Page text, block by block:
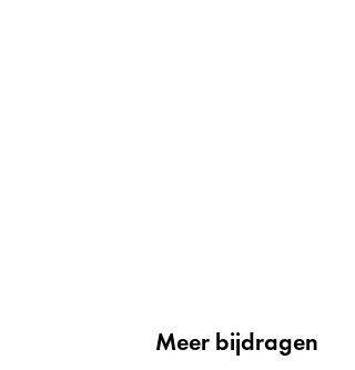
Meer bijdragen